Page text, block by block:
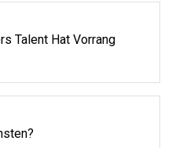
Talent Hat Vorrang